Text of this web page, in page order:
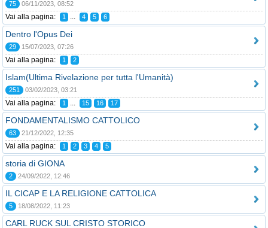
75 06/11/2023, 08:52
Vai alla pagina: 1 ... 4 5 6
Dentro l'Opus Dei
29 15/07/2023, 07:26
Vai alla pagina: 1 2
Islam(Ultima Rivelazione per tutta l'Umanità)
251 03/02/2023, 03:21
Vai alla pagina: 1 ... 15 16 17
FONDAMENTALISMO CATTOLICO
63 21/12/2022, 12:35
Vai alla pagina: 1 2 3 4 5
storia di GIONA
2 24/09/2022, 12:46
IL CICAP E LA RELIGIONE CATTOLICA
5 18/08/2022, 11:23
CARL RUCK SUL CRISTO STORICO